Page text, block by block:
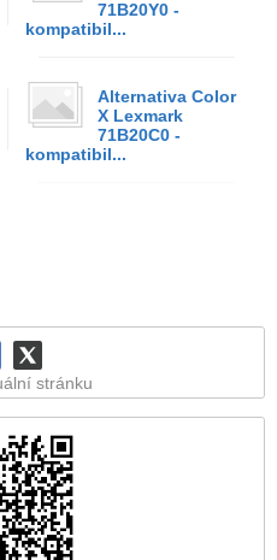
71B20Y0 -
kompatibil...
Alternativa Color
X Lexmark
71B20C0 -
kompatibil...
stránku